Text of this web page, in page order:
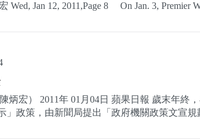
Wed, Jan 12, 2011,Page 8 On Jan. 3, Premier
炳宏） 2011年 01月04日 蘋果日報 歲末年終
」政策，由新聞局提出「政府機關政策文宣